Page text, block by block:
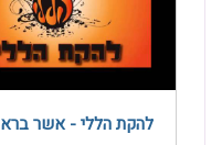
להקת הללי - אשר ברא